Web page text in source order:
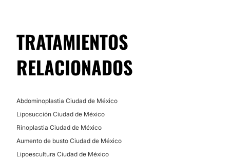
Toxina botulínica
Eliminación de cicatrices
Aumento de labios
TRATAMIENTOS DE BELLEZA
Eliminación de tatuajes
TRATAMIENTOS
RELACIONADOS
Abdominoplastia Ciudad de México
Liposucción Ciudad de México
Rinoplastia Ciudad de México
Aumento de busto Ciudad de México
Lipoescultura Ciudad de México